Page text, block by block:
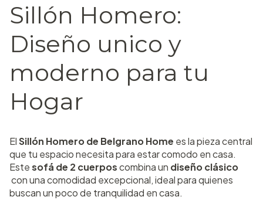
Sillón Homero:
Diseño unico y
moderno para tu
Hogar
ElSillón Homero de Belgrano Home es la pieza central
que tu espacio necesita para estar comodo en casa.
Estesofá de 2 cuerposcombina un diseño clásico
con una comodidad excepcional, ideal para quienes
buscan un poco de tranquilidad en casa.